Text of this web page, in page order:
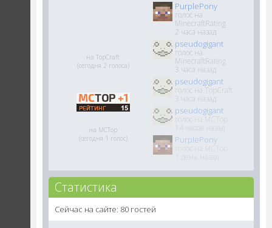
PurplePony
голос на
MinecraftRating
2 часа назад
pseudogigant
голос на
MinecraftRating
3 часа назад
pseudogigant
голос на TopCraft
3 часа назад
pseudogigant
голос на MCTop
14 часов назад
PurplePony
на TopCraft
(сегодня 2 голоса)
на MCTop
(сегодня 1 голос)
Статистика
Сейчас на сайте: 80 гостей